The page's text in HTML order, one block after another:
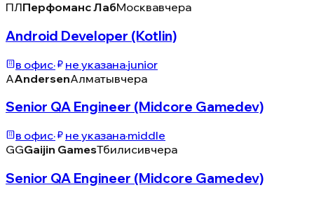
ПЛПерфоманс ЛабМосквавчера
Android Developer (Kotlin)
в офис· не указана·junior
AAndersenАлматывчера
Senior QA Engineer (Midcore Gamedev)
в офис· не указана·middle
GGGaijin GamesТбилисивчера
Senior QA Engineer (Midcore Gamedev)